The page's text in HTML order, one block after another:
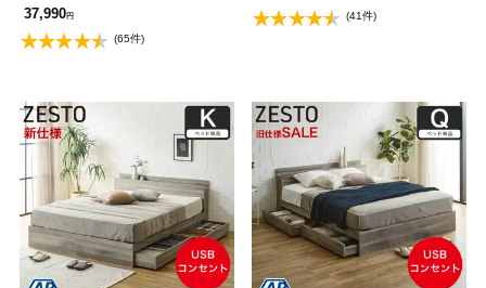
コンセント すのこ 頑丈設計 耐荷重
具配送】
37,990円
(65件)
(41件)